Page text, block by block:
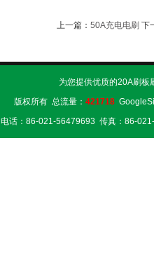
上一篇： 50A充电电刷 下
为您提供优质的20A刷板
版权所有 总流量： 421718
电话：86-021-56479693 传真：86-